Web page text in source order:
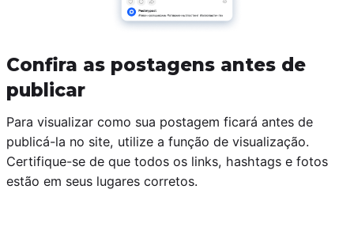
Confira as postagens antes de
publicar
Para visualizar como sua postagem ficará antes de
publicá-la no site, utilize a função de visualização.
Certifique-se de que todos os links, hashtags e fotos
estão em seus lugares corretos.